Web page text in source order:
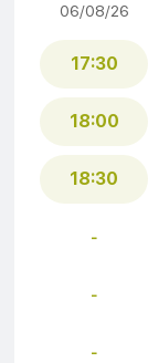
06/08/26
17:30
18:00
18:30
-
-
-